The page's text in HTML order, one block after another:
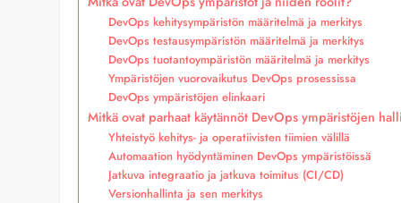
DevOps kehitysympäristön määritelmä ja merkitys
DevOps testausympäristön määritelmä ja merkitys
DevOps tuotantoympäristön määritelmä ja merkitys
Ympäristöjen vuorovaikutus DevOps prosessissa
DevOps ympäristöjen elinkaari
Mitkä ovat parhaat käytännöt DevOps ympäristöjen
Yhteistyö kehitys- ja operatiivisten tiimien välillä
Automaation hyödyntäminen DevOps ympäristöissä
Jatkuva integraatio ja jatkuva toimitus (CI/CD)
Versionhallinta ja sen merkitys